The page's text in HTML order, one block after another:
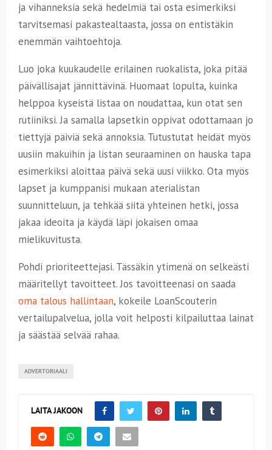
ja vihanneksia sekä hedelmiä tai osta esimerkiksi
tarvitsemasi pakastealtaasta, jossa on entistäkin
enemmän vaihtoehtoja.
Luo joka kuukaudelle erilainen ruokalista, joka pitää
päivällisajat jännittävinä. Huomaat lopulta, kuinka
helppoa kyseistä listaa on noudattaa, kun otat sen
rutiiniksi. Ja samalla lapsetkin oppivat odottamaan jo
tiettyjä päiviä sekä annoksia. Tutustutat heidät myös
uusiin makuihin ja listan seuraaminen on hauska tapa
esimerkiksi aloittaa päivä sekä uusi viikko. Ota myös
lapset ja kumppanisi mukaan aterialistan
suunnitteluun, ja tehkää siitä yhteinen hetki, jossa
jakaa ideoita ja käydä läpi jokaisen omaa
mielikuvitusta.
Pohdi prioriteettejasi. Tässäkin ytimenä on selkeästi
määritellyt tavoitteet. Jos tavoitteenasi on saada
oma talous hallintaan, kokeile LoanScouterin
vertailupalvelua, jolla voit helposti kilpailuttaa lainat
ja säästää selvää rahaa.
ADVERTORIAALI
LAITA JAKOON